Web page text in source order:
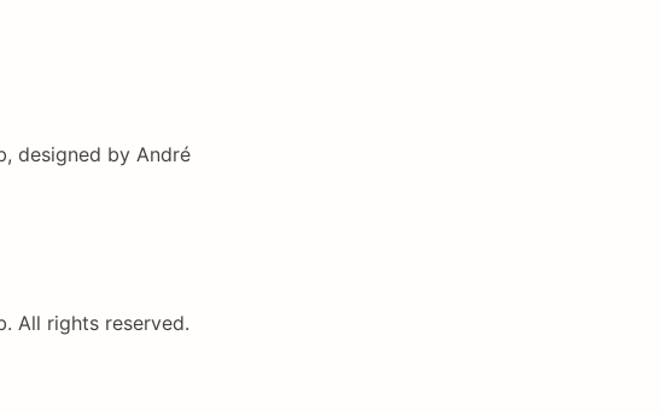
designed by André
All rights reserved.